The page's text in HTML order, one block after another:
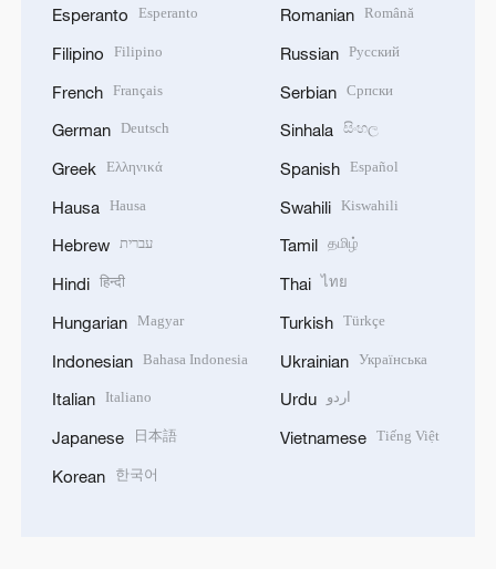
Esperanto Esperanto
Filipino Filipino
French Français
German Deutsch
Greek Ελληνικά
Hausa Hausa
Hebrew עברית
Hindi हिन्दी
Hungarian Magyar
Indonesian Bahasa Indonesia
Italian Italiano
Japanese 日本語
Korean 한국어
Romanian Română
Russian Русский
Serbian Српски
Sinhala සිංහල
Spanish Español
Swahili Kiswahili
Tamil தமிழ்
Thai ไทย
Turkish Türkçe
Ukrainian Українська
Urdu اردو
Vietnamese Tiếng Việt